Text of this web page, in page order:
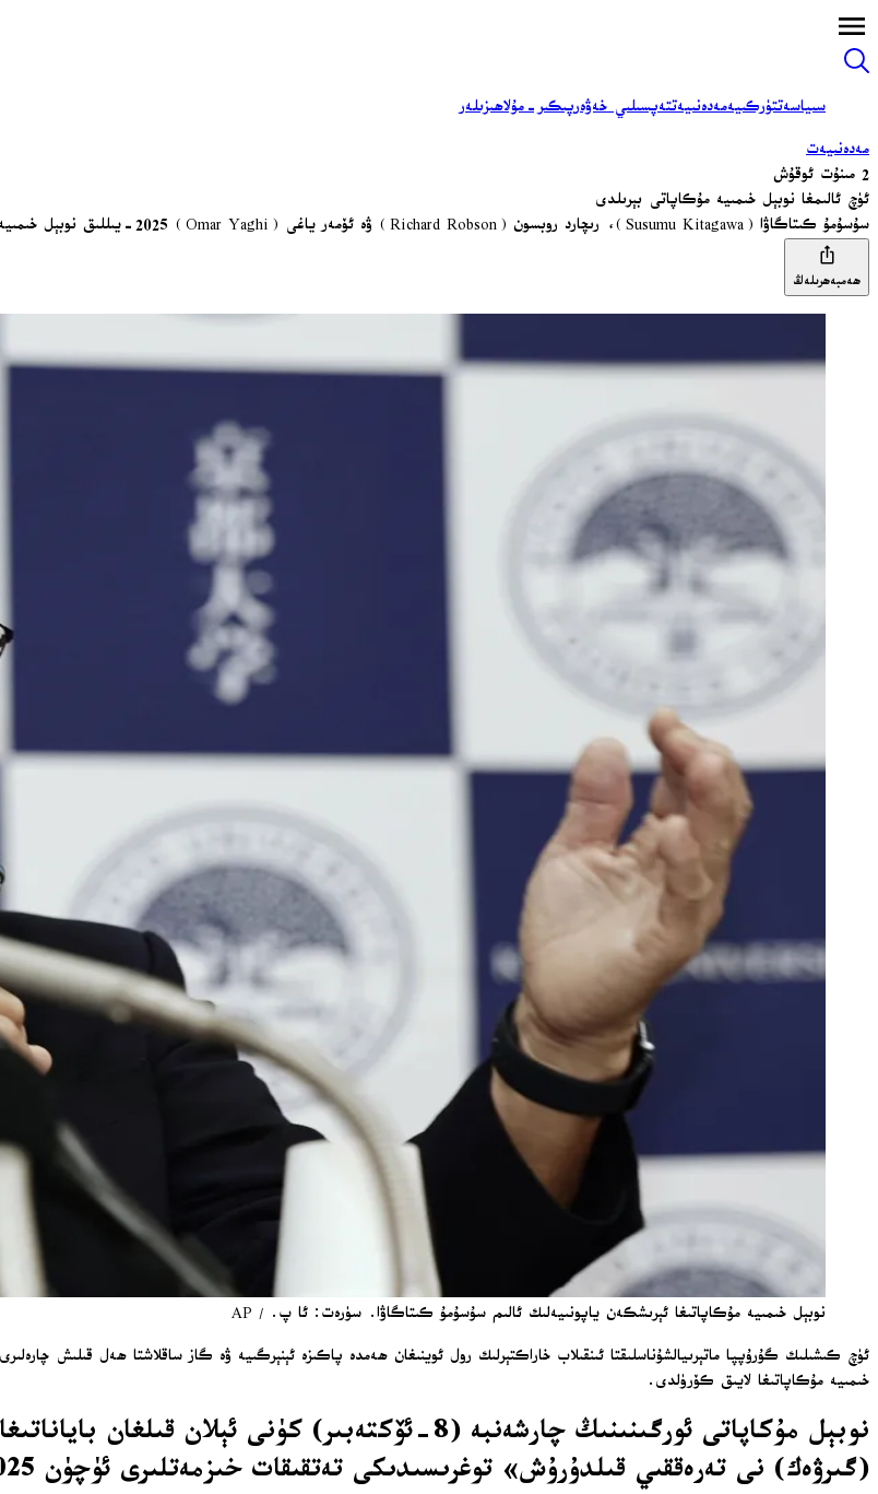
سىياسەتتۈركىيەمەدەنىيەتتەپسىلىي خەۋەرپىكىر-مۇلاھىزىلەر
مەدەنىيەت
2 مىنۇت ئوقۇش
ئۈچ ئالىمغا نوبېل خىمىيە مۇكاپاتى بېرىلدى
سۇسۇمۇ كىتاگاۋا (Susumu Kitagawa)، رىچارد روبسون (Richard Robson) ۋە ئۆمەر ياغى (Omar Yaghi) 2025-يىللىق نوبېل خىمىيە مۇكاپاتىغا ئېرىشتى.
ھەمبەھرىلەڭ
نوبېل خىمىيە مۇكاپاتىغا ئېرىشكەن ياپونىيەلىك ئالىم سۇسۇمۇ كىتاگاۋا. سۈرەت: ئا پ. / AP
ئۈچ كىشىلىك گۇرۇپپا ماتېرىيالشۇناسلىقتا ئىنقىلاب خاراكتېرلىك رول ئوينىغان ھەمدە پاكىزە ئېنېرگىيە ۋە گاز ساقلاشتا ھەل قىلىش
خىمىيە مۇكاپاتىغا لايىق كۆرۈلدى.
نوبېل مۇكاپاتى ئورگىنىنىڭ چارشەنبە (8-ئۆكتەبىر) كۈنى
(گىرۋەك) نى تەرەققىي قىلدۇرۇش» توغرىسىدىكى تەتقىقات خىزمەتلىرى ئۈچۈن 2025-يىللىق نوبېل خىمىيە مۇكاپاتىغا ئېرىشكەن.